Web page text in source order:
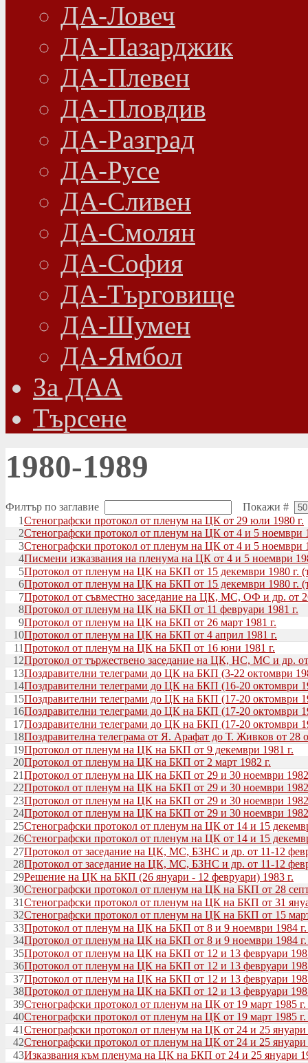
ДА-Ловеч
ДА-Пазарджик
ДА-Плевен
ДА-Пловдив
ДА-Разград
ДА-Русе
ДА-Сливен
ДА-Смолян
ДА-София
ДА-Търговище
ДА-Шумен
ДА-Ямбол
Зa ДАА
Търсене
1980-1989
Филтър по заглавие
Покажи #
1Стенографски протокол от пленум на ЦК от 29 юли 1980 г.
2Стенографски протокол от пленум на ЦК от 4 и 5 ноември
3Стенографски протокол от пленум на ЦК от 4 и 5 ноември
4Писмени изказвания на пленума на ЦК от 4 и 5 ноември
5Протокол от пленум на ЦК на БКП от 15 декември 1980 г.
6Протокол от пленум на ЦК на БКП от 15 декември 1980 г.
7Протокол от съвместно заседание на ЦК, МС, ОФ и др. от
8Протокол от пленум на ЦК на БКП от 11 февруари 1981 г.
9Протокол от пленум на ЦК на БКП от 26 март 1981 г.
10Протокол от пленум на ЦК на БКП от 4 април 1981 г.
11Протокол от пленум на ЦК на БКП от 16 юни 1981 г.
12Протокол от тържествено заседание на ЦК, НС, МС и др.
13Поздравителни телеграми до ЦК на БКП (3-22 октомври
14Поздравителни телеграми до ЦК на БКП (16-20 октомври
15Поздравителни телеграми до ЦК на БКП (17-20 октомври
16Поздравителни телеграми до ЦК на БКП (17-20 октомври
17Поздравителни телеграми до ЦК на БКП (17-20 октомври
18Поздравителна телеграма от Я. Арафат до Т. Живков от 28
19Протокол от пленум на ЦК на БКП от 9 декември 1981 г.
20Протокол от пленум на ЦК на БКП от 2 март 1982 г.
21Протокол от пленум на ЦК на БКП от 29 и 30 ноември
22Протокол от пленум на ЦК на БКП от 29 и 30 ноември
23Протокол от пленум на ЦК на БКП от 29 и 30 ноември
24Протокол от пленум на ЦК на БКП от 29 и 30 ноември
25Стенографски протокол от пленум на ЦК от 14 и 15
26Стенографски протокол от пленум на ЦК от 14 и 15
27Протокол от заседание на ЦК, МС, БЗНС и др. от 11-12
28Протокол от заседание на ЦК, МС, БЗНС и др. от 11-12
29Решение на ЦК на БКП (26 януари - 12 февруари) 1983 г.
30Стенографски протокол от пленум на ЦК на БКП от 28
31Стенографски протокол от пленум на ЦК на БКП от 31
32Стенографски протокол от пленум на ЦК на БКП от 15
33Протокол от пленум на ЦК на БКП от 8 и 9 ноември 1984
34Протокол от пленум на ЦК на БКП от 8 и 9 ноември 1984
35Протокол от пленум на ЦК на БКП от 12 и 13 февруари
36Протокол от пленум на ЦК на БКП от 12 и 13 февруари
37Протокол от пленум на ЦК на БКП от 12 и 13 февруари
38Протокол от пленум на ЦК на БКП от 12 и 13 февруари
39Стенографски протокол от пленум на ЦК от 19 март 1985
40Стенографски протокол от пленум на ЦК от 19 март 1985
41Стенографски протокол от пленум на ЦК от 24 и 25 януари
42Стенографски протокол от пленум на ЦК от 24 и 25
43Изказвания към пленума на ЦК на БКП от 24 и 25 януари